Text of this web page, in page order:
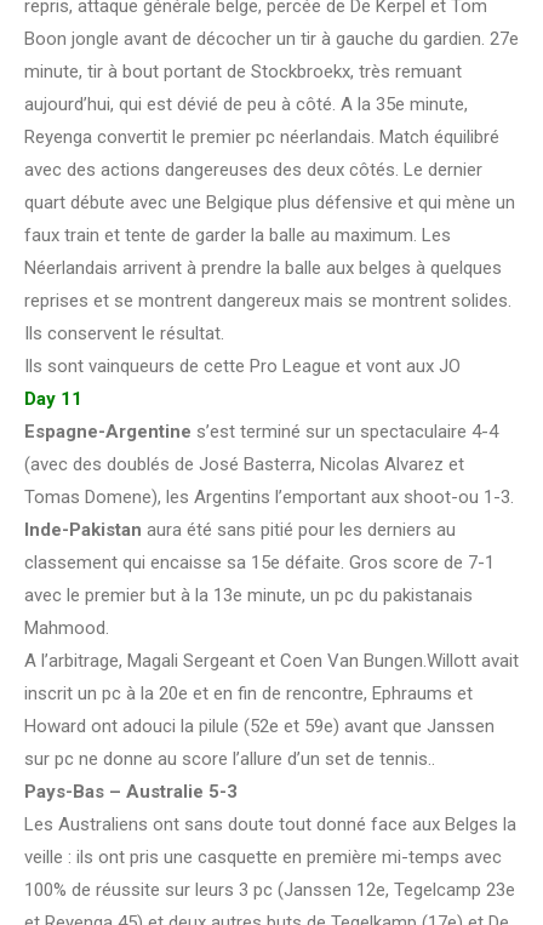
repris, attaque générale belge, percée de De Kerpel et Tom
Boon jongle avant de décocher un tir à gauche du gardien. 27e
minute, tir à bout portant de Stockbroekx, très remuant
aujourd’hui, qui est dévié de peu à côté. A la 35e minute,
Reyenga convertit le premier pc néerlandais. Match équilibré
avec des actions dangereuses des deux côtés. Le dernier
quart débute avec une Belgique plus défensive et qui mène un
faux train et tente de garder la balle au maximum. Les
Néerlandais arrivent à prendre la balle aux belges à quelques
reprises et se montrent dangereux mais se montrent solides.
Ils conservent le résultat.
Ils sont vainqueurs de cette Pro League et vont aux JO
Day 11
Espagne-Argentine s’est terminé sur un spectaculaire 4-4
(avec des doublés de José Basterra, Nicolas Alvarez et
Tomas Domene), les Argentins l’emportant aux shoot-ou 1-3.
Inde-Pakistan aura été sans pitié pour les derniers au
classement qui encaisse sa 15e défaite. Gros score de 7-1
avec le premier but à la 13e minute, un pc du pakistanais
Mahmood.
A l’arbitrage, Magali Sergeant et Coen Van Bungen.Willott avait
inscrit un pc à la 20e et en fin de rencontre, Ephraums et
Howard ont adouci la pilule (52e et 59e) avant que Janssen
sur pc ne donne au score l’allure d’un set de tennis..
Pays-Bas – Australie 5-3
Les Australiens ont sans doute tout donné face aux Belges la
veille : ils ont pris une casquette en première mi-temps avec
100% de réussite sur leurs 3 pc (Janssen 12e, Tegelcamp 23e